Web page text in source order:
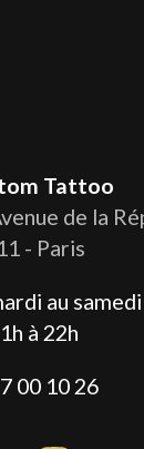
Tattoo
de la
- Paris
au samedi
à 22h
00 10 26